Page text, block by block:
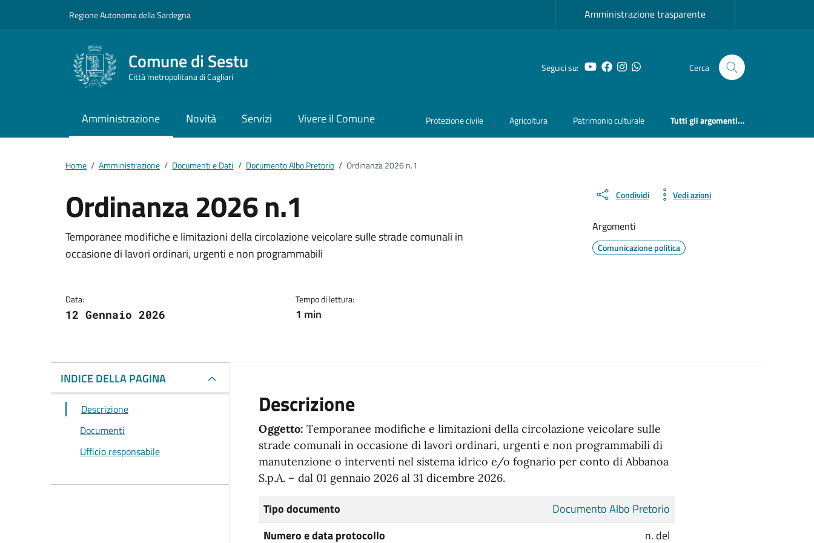
Regione Autonoma della Sardegna Amministrazione trasparente
Comune di Sestu
Città metropolitana di Cagliari
Seguici su: YouTube
Facebook
Instagram
Whatsapp Cerca
Amministrazione Novità Servizi Vivere il Comune Protezione civile Agricoltura Patrimonio culturale Tutti gli argomenti...
Home / Amministrazione / Documenti e Dati / Documento Albo Pretorio / Ordinanza 2026 n.1
Ordinanza 2026 n.1
Dettagli del documento
Temporanee modifiche e limitazioni della circolazione veicolare sulle strade comunali in
occasione di lavori ordinari, urgenti e non programmabili
Data:
12 Gennaio 2026
Tempo di lettura:
1 min
Condividi Vedi azioni
Argomenti
Comunicazione politica
INDICE DELLA PAGINA
Descrizione
Documenti
Ufficio responsabile
Descrizione
Oggetto: Temporanee modifiche e limitazioni della circolazione veicolare sulle
strade comunali in occasione di lavori ordinari, urgenti e non programmabili di
manutenzione o interventi nel sistema idrico e/o fognario per conto di Abbanoa
S.p.A. – dal 01 gennaio 2026 al 31 dicembre 2026.
Tipo documento
Documento Albo Pretorio
Numero e data protocollo
n. del